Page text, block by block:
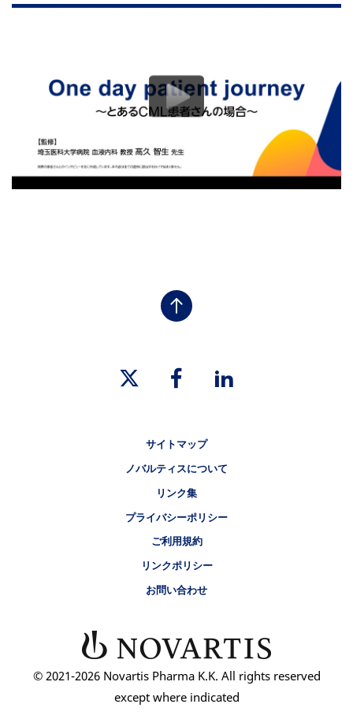
サイトマップ
ノバルティスについて
リンク集
プライバシーポリシー
ご利用規約
リンクポリシー
お問い合わせ
© 2021-2026 Novartis Pharma K.K. All rights reserved
except where indicated